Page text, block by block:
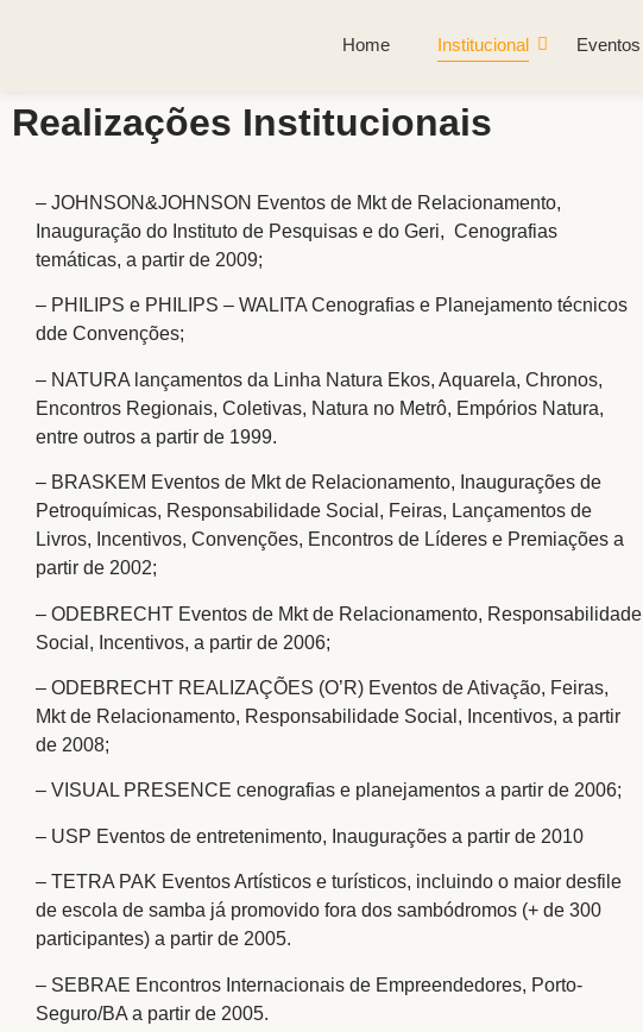
Home Institucional Eventos
Realizações Institucionais
– JOHNSON&JOHNSON Eventos de Mkt de Relacionamento,
Inauguração do Instituto de Pesquisas e do Geri, Cenografias
temáticas, a partir de 2009;
– PHILIPS e PHILIPS – WALITA Cenografias e Planejamento técnicos
dde Convenções;
– NATURA lançamentos da Linha Natura Ekos, Aquarela, Chronos,
Encontros Regionais, Coletivas, Natura no Metrô, Empórios Natura,
entre outros a partir de 1999.
– BRASKEM Eventos de Mkt de Relacionamento, Inaugurações de
Petroquímicas, Responsabilidade Social, Feiras, Lançamentos de
Livros, Incentivos, Convenções, Encontros de Líderes e Premiações a
partir de 2002;
– ODEBRECHT Eventos de Mkt de Relacionamento, Responsabilidade
Social, Incentivos, a partir de 2006;
– ODEBRECHT REALIZAÇÕES (O’R) Eventos de Ativação, Feiras,
Mkt de Relacionamento, Responsabilidade Social, Incentivos, a partir
de 2008;
– VISUAL PRESENCE cenografias e planejamentos a partir de 2006;
– USP Eventos de entretenimento, Inaugurações a partir de 2010
– TETRA PAK Eventos Artísticos e turísticos, incluindo o maior desfile
de escola de samba já promovido fora dos sambódromos (+ de 300
participantes) a partir de 2005.
– SEBRAE Encontros Internacionais de Empreendedores, Porto-
Seguro/BA a partir de 2005.